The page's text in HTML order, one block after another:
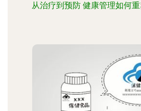
从治疗到预防 健康管理如何